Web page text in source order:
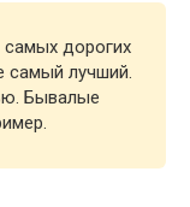
самых дорогих
самый лучший.
Бывалые